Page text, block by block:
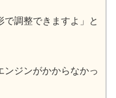
で調整できますよ」と
ンジンがかからなかっ